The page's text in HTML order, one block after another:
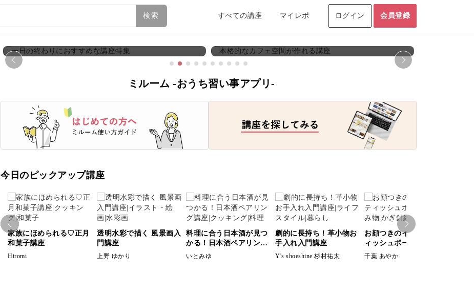
検索 すべての講座 マイレポ ログイン 会員登録
【講座特集】一日の終わりにおすすめな講座特集 【講座特集】本格的なカフェ空間が作れる講座 【講座特集
ミルーム -おうち習い事アプリ-
今日のピックアップ講座
家族にほめられる♡正月
和菓子講座
Hiromi
透明水彩で描く 風景画入
門講座
上野 ゆかり
料理に合う日本酒が見つ
かる！日本酒ペアリング
講座
いとみゆ
劇的に長持ち！革小物お
手入れ入門講座
Y's shoeshine 杉村祐太
お顔つきのイニシャルテ
ィッシュポーチ講座
千葉 あやか